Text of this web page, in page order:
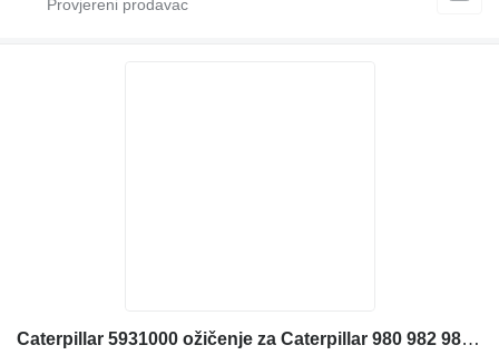
Caterpillar 5931000 ožičenje za Caterpillar 980 982 980XE 982XE prednjeg utovarivača